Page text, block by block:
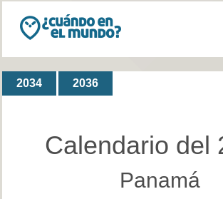
2034 2036
Calendario del
Panamá